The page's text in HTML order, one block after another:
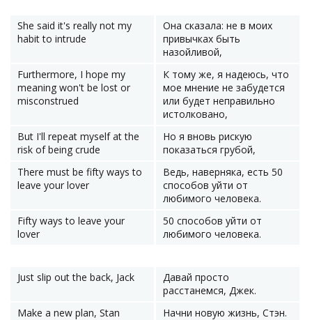
She said it's really not my
habit to intrude
Она сказала: не в моих
привычках быть
назойливой,
Furthermore, I hope my
meaning won't be lost or
misconstrued
К тому же, я надеюсь, что
мое мнение не забудется
или будет неправильно
истолковано,
But I'll repeat myself at the
risk of being crude
Но я вновь рискую
показаться грубой,
There must be fifty ways to
leave your lover
Ведь, наверняка, есть 50
способов уйти от
любимого человека.
Fifty ways to leave your
lover
50 способов уйти от
любимого человека.
Just slip out the back, Jack
Давай просто
расстанемся, Джек.
Make a new plan, Stan
Начни новую жизнь, Стэн.